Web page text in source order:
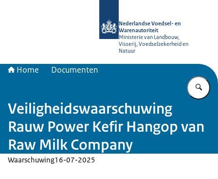
Nederlandse Voedsel- en
Warenautoriteit
Ministerie van Landbouw,
Visserij, Voedselzekerheid en
Natuur
Home Documenten
Veiligheidswaarschuwing
Rauw Power Kefir Hangop van
Raw Milk Company
Waarschuwing16-07-2025